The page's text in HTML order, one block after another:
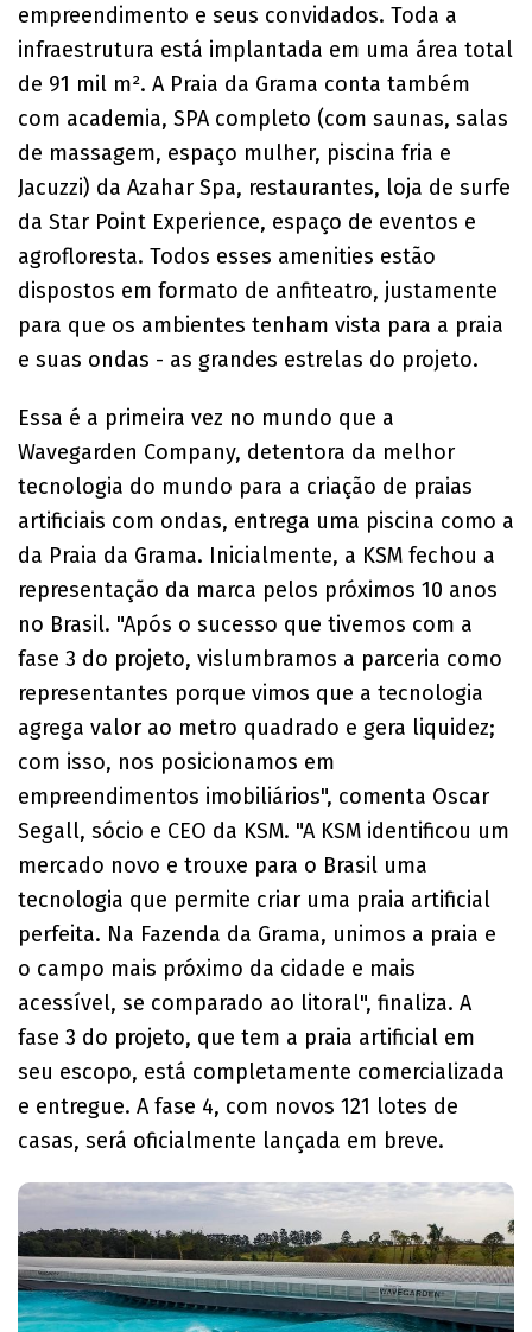
empreendimento e seus convidados. Toda a
infraestrutura está implantada em uma área total
de 91 mil m². A Praia da Grama conta também
com academia, SPA completo (com saunas, salas
de massagem, espaço mulher, piscina fria e
Jacuzzi) da Azahar Spa, restaurantes, loja de surfe
da Star Point Experience, espaço de eventos e
agrofloresta. Todos esses amenities estão
dispostos em formato de anfiteatro, justamente
para que os ambientes tenham vista para a praia
e suas ondas - as grandes estrelas do projeto.
Essa é a primeira vez no mundo que a
Wavegarden Company, detentora da melhor
tecnologia do mundo para a criação de praias
artificiais com ondas, entrega uma piscina como a
da Praia da Grama. Inicialmente, a KSM fechou a
representação da marca pelos próximos 10 anos
no Brasil. "Após o sucesso que tivemos com a
fase 3 do projeto, vislumbramos a parceria como
representantes porque vimos que a tecnologia
agrega valor ao metro quadrado e gera liquidez;
com isso, nos posicionamos em
empreendimentos imobiliários", comenta Oscar
Segall, sócio e CEO da KSM. "A KSM identificou um
mercado novo e trouxe para o Brasil uma
tecnologia que permite criar uma praia artificial
perfeita. Na Fazenda da Grama, unimos a praia e
o campo mais próximo da cidade e mais
acessível, se comparado ao litoral", finaliza. A
fase 3 do projeto, que tem a praia artificial em
seu escopo, está completamente comercializada
e entregue. A fase 4, com novos 121 lotes de
casas, será oficialmente lançada em breve.